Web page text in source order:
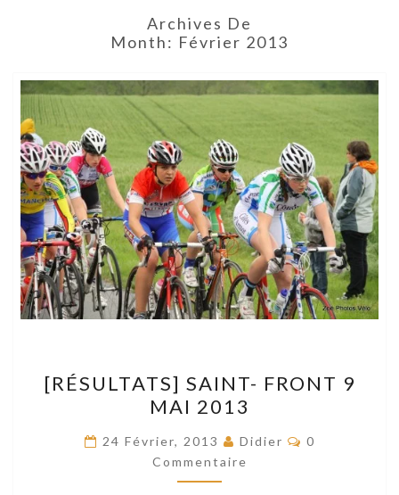
Archives De
Month: Février 2013
SAINT-
FRONT
9
MAI
2013
[RÉSULTATS] SAINT- FRONT 9
MAI 2013
24 Février, 2013 Didier
0
Commentaire